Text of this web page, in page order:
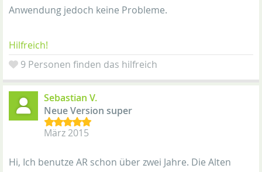
Anwendung jedoch keine Probleme.
Hilfreich!
9 Personen finden das hilfreich
Sebastian V.
Neue Version super
März 2015
Hi, Ich benutze AR schon über zwei Jahre. Die Alten